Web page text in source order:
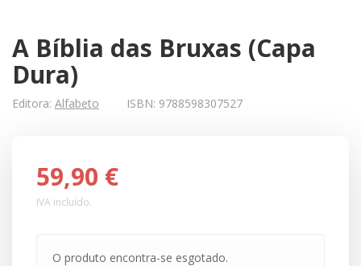
A Bíblia das Bruxas (Capa
Dura)
Editora: Alfabeto ISBN: 9788598307527
59,90 €
IVA incluído.
O produto encontra-se esgotado.